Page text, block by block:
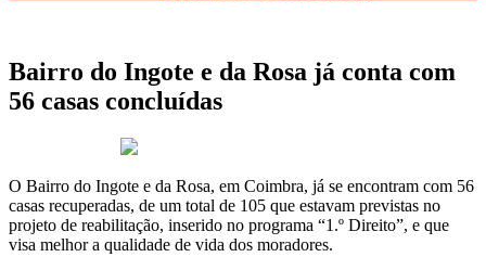
Bairro do Ingote e da Rosa já conta com
56 casas concluídas
O Bairro do Ingote e da Rosa, em Coimbra, já se encontram com 56
casas recuperadas, de um total de 105 que estavam previstas no
projeto de reabilitação, inserido no programa “1.º Direito”, e que
visa melhor a qualidade de vida dos moradores.